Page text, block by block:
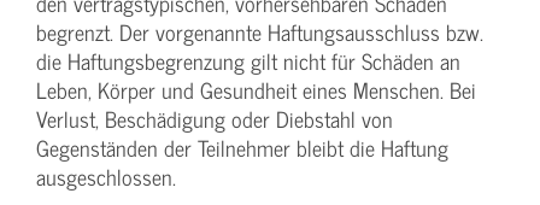
begrenzt. Der vorgenannte Haftungs­ausschluss bzw.
die Haftungs­begrenzung gilt nicht für Schäden an
Leben, Körper und Gesundheit eines Menschen. Bei
Verlust, Beschädigung oder Diebstahl von
Gegenständen der Teilnehmer bleibt die Haftung
ausgeschlossen.